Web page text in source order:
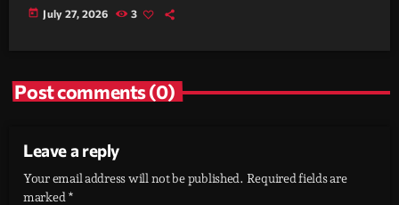
today July 27, 2026 3
Post comments (0)
Leave a reply
Your email address will not be published. Required fields are
marked *